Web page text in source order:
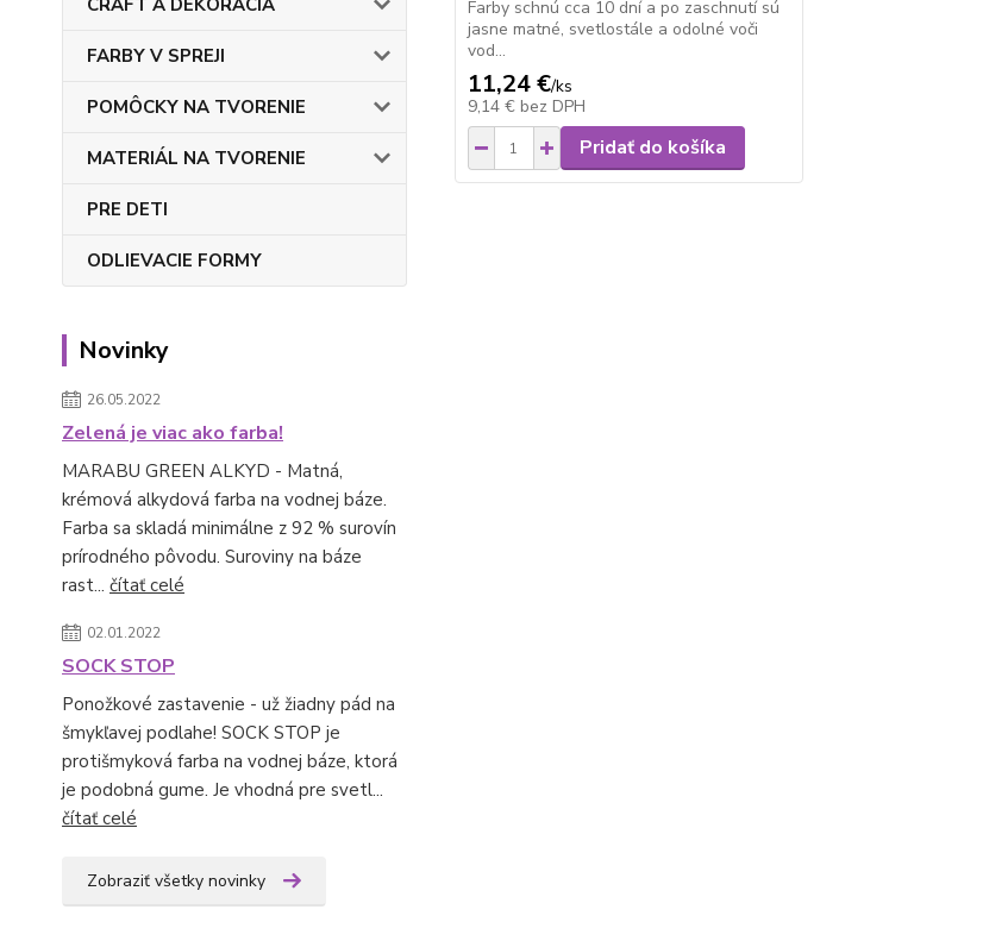
CRAFT A DEKORÁCIA
FARBY V SPREJI
POMÔCKY NA TVORENIE
MATERIÁL NA TVORENIE
PRE DETI
ODLIEVACIE FORMY
Novinky
26.05.2022
Zelená je viac ako farba!
MARABU GREEN ALKYD - Matná,
krémová alkydová farba na vodnej báze.
Farba sa skladá minimálne z 92 % surovín
prírodného pôvodu. Suroviny na báze
rast... čítať celé
02.01.2022
SOCK STOP
Ponožkové zastavenie - už žiadny pád na
šmykľavej podlahe! SOCK STOP je
protišmyková farba na vodnej báze, ktorá
je podobná gume. Je vhodná pre svetl...
čítať celé
Zobraziť všetky novinky
Farby schnú cca 10 dní a po zaschnutí sú
jasne matné, svetlostále a odolné voči
vod...
11,24 €/ks
9,14 € bez DPH
Pridať do košíka